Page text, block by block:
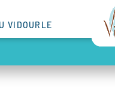
VIDOURLE